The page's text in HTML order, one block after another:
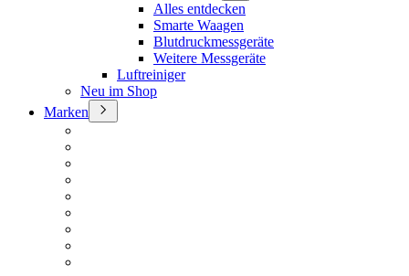
Alles entdecken
Smarte Waagen
Blutdruckmessgeräte
Weitere Messgeräte
Luftreiniger
Neu im Shop
Marken